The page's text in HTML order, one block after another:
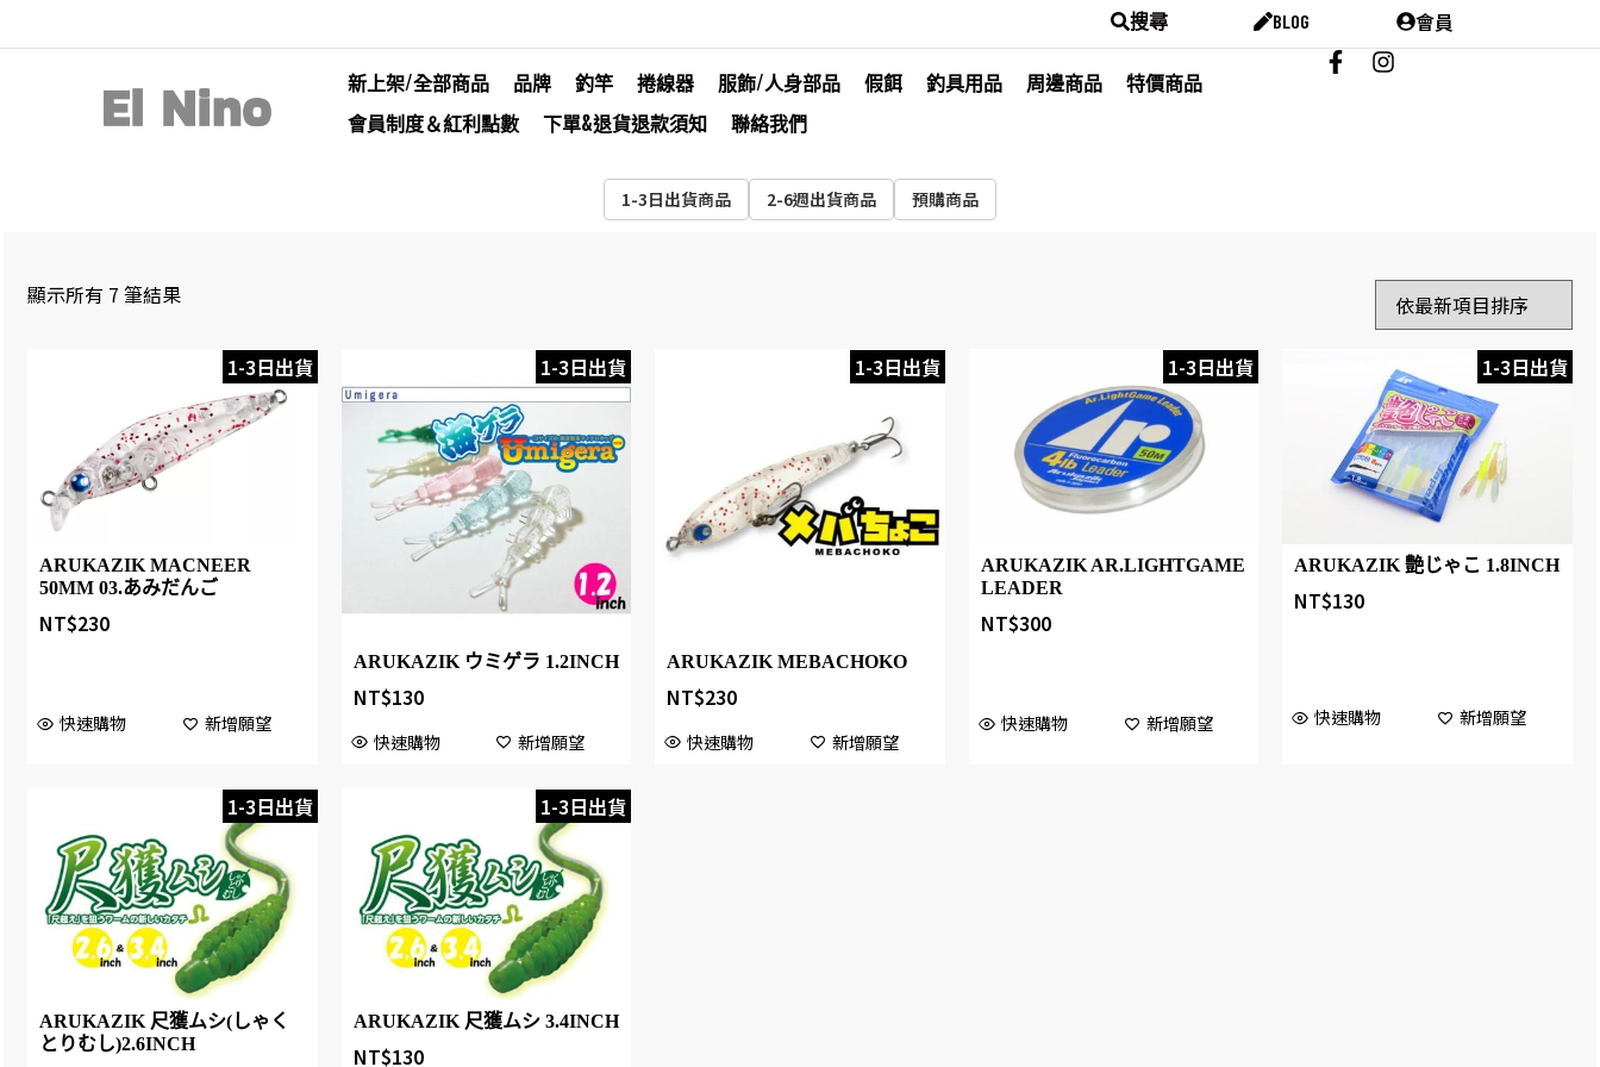
搜尋 BLOG 會員
新上架/全部商品 品牌 釣竿 捲線器 服飾/人身部品 假餌 釣具用品 周邊商品
特價商品
會員制度＆紅利點數
下單&退貨退款須知 聯絡我們
1-3日出貨商品 2-6週出貨商品 預購商品
顯示所有 7 筆結果
1-3日出貨
ARUKAZIK MACNEER
50MM 03.あみだんご
NT$230
快速購物 新增願望
1-3日出貨
ARUKAZIK ウミゲラ 1.2INCH
NT$130
快速購物 新增願望
1-3日出貨
ARUKAZIK MEBACHOKO
NT$230
快速購物 新增願望
1-3日出貨
ARUKAZIK AR.LIGHTGAME
LEADER
NT$300
快速購物 新增願望
1-3日出貨
ARUKAZIK 艶じゃこ 1.8INCH
NT$130
快速購物 新增願望
1-3日出貨
ARUKAZIK 尺獲ムシ(しゃく
とりむし)2.6INCH
1-3日出貨
ARUKAZIK 尺獲ムシ 3.4INCH
NT$130